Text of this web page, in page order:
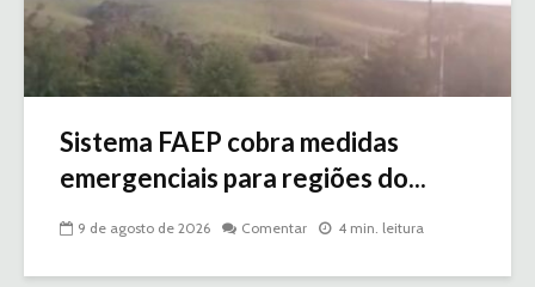
Sistema FAEP cobra medidas
emergenciais para regiões do...
9 de agosto de 2026 Comentar 4 min. leitura